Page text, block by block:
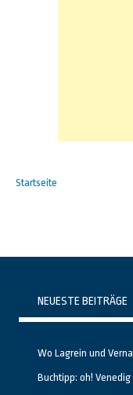
Startseite
NEUESTE BEITRÄGE
Wo Lagrein und
Buchtipp: oh! Venedig